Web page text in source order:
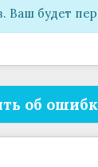
Ваш будет
об